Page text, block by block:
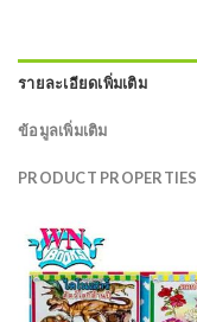
รายละเอียดเพิ่มเติม
ข้อมูลเพิ่มเติม
PRODUCT PROPERTIES